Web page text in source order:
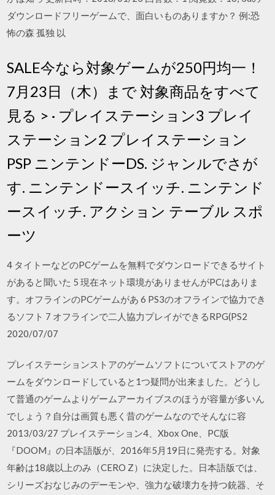
ダウンロードフリーゲームで、面白いものありますか？ 例:恐
怖の森 孤独 以
SALE今なら対象ゲームが250円均一！
7月23日（木）まで 対象商品をすべて
見る > · プレイステーション3 プレイ
ステーション2 プレイステーション
PSP ニンテンドーDS. ジャンルでさが
す. ニンテンドースイッチ. ニンテンド
ースイッチ. アクション テーブル スポ
ーツ
4 タイトーなどのPCゲームを無料でダウンロードできるサイト
があると聞いた 5 現在ネット環境がありませんがPCはありま
す。オフラインのPCゲームがあ 6 PS3のオフラインで協力でき
るソフト 7 オフラインで二人協力プレイができるRPG(PS2
2020/07/07
プレイステーションストアのゲームソフトについてストアのゲ
ームをダウンロードしていると1つ疑問が出来ました。どうし
て普通のゲームよりゲームアーカイブスのほうが容量が多いん
でしょう？自分は画質も悪く昔のゲームなのでそんなに容
2013/03/27 プレイステーション4、Xbox One、PC版
『DOOM』の日本語版が、2016年5月19日に発売する。対象
年齢は18歳以上のみ（CERO Z）に決定した。日本語版では、
シリーズおなじみのデーモンや、強力な破壊力を持つ銃器、そ